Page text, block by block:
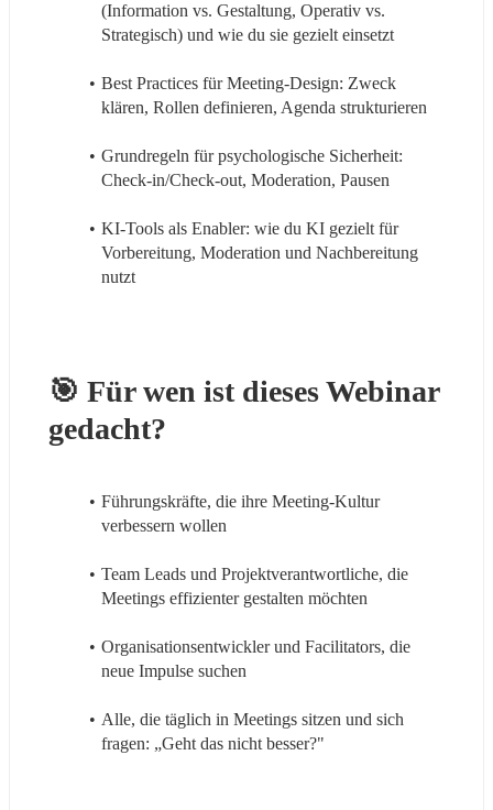
(Information vs. Gestaltung, Operativ vs.
Strategisch) und wie du sie gezielt einsetzt
Best Practices für Meeting-Design: Zweck
klären, Rollen definieren, Agenda strukturieren
Grundregeln für psychologische Sicherheit:
Check-in/Check-out, Moderation, Pausen
KI-Tools als Enabler: wie du KI gezielt für
Vorbereitung, Moderation und Nachbereitung
nutzt
🎯 Für wen ist dieses Webinar
gedacht?
Führungskräfte, die ihre Meeting-Kultur
verbessern wollen
Team Leads und Projektverantwortliche, die
Meetings effizienter gestalten möchten
Organisationsentwickler und Facilitators, die
neue Impulse suchen
Alle, die täglich in Meetings sitzen und sich
fragen: „Geht das nicht besser?"